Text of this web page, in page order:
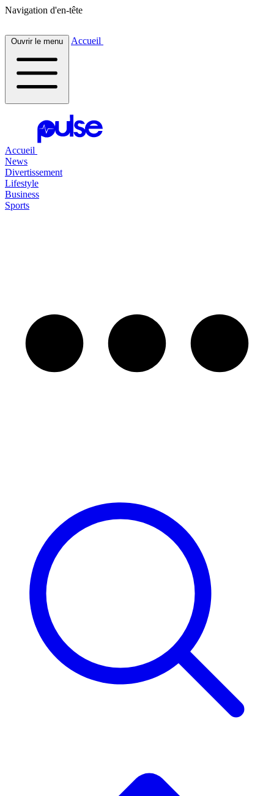
Navigation d'en-tête
Ouvrir le menu Accueil
Accueil
News
Divertissement
Lifestyle
Business
Sports